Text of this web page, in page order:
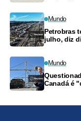
Mundo
Petrobras
julho, diz
Mundo
Canadá é